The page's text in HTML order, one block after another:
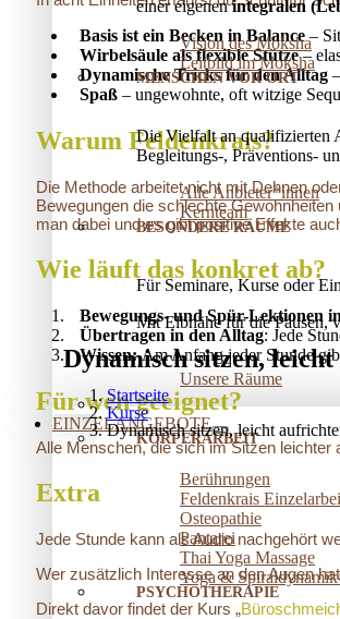
einer eigenenintegralen
Vision des Moksha
Leitbild im Moksha
MENSCHEN VOR ORT
Die Vielfalt an qualifizierten
Begleitungs-, Präventions­-
Alle Anbieter*innen
Kernteam
BESONDERE RÄUME
Für Seminare, Kurse oder
Mit Elbnähe für die Pausen,
Unsere Räume
EINZELANGEBOTE
KÖRPERARBEIT
Berührungen
Feldenkrais
Osteopathie
Pantarei
Thai Yoga Massage
Yoga &
PSYCHOTHERAPIE
Dynamisch sitzen,
Startseite
Kurse
Dynamisch sitzen, leicht
Basisist ein Becken in Balance –
Wirbelsäuleals flexible Stütze–
Dynamische Tricks für den Alltag
Spaß – ungewohnte, oft witzige
Warum Feldenkrais?
Die Methode arbeitet nicht mit Dehnen
Bewegungen die schlechte
man dabei und es gibt positive Effekte
Wie läuft das konkret ab?
Bewegungs- und Spür-Lektionen
Übertragen in den Alltag: Jede
Wissen:Am Anfang jeder Stunde
Für wen geeignet?
Alle Menschen, die sich im Sitzen leichter
Extra
Jede Stunde kann als Audio nachgehört
Wer zusätzlich Interesse an den Augen
Direkt davor findet der Kurs „